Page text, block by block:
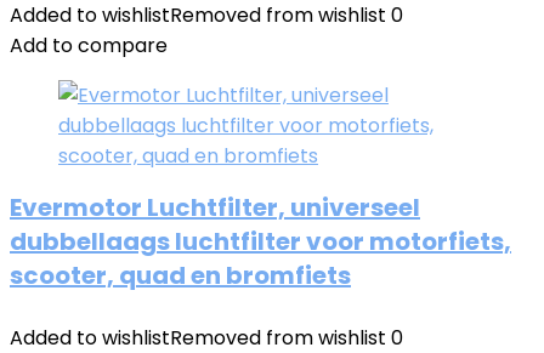
Added to wishlistRemoved from wishlist 0
Add to compare
Evermotor Luchtfilter, universeel
dubbellaags luchtfilter voor motorfiets,
scooter, quad en bromfiets
Added to wishlistRemoved from wishlist 0